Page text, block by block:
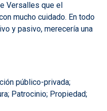
Versalles que el
mucho cuidado. En todo
y pasivo, merecería una
público-privada;
Patrocinio; Propiedad;